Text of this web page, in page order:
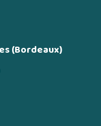
(Bordeaux)